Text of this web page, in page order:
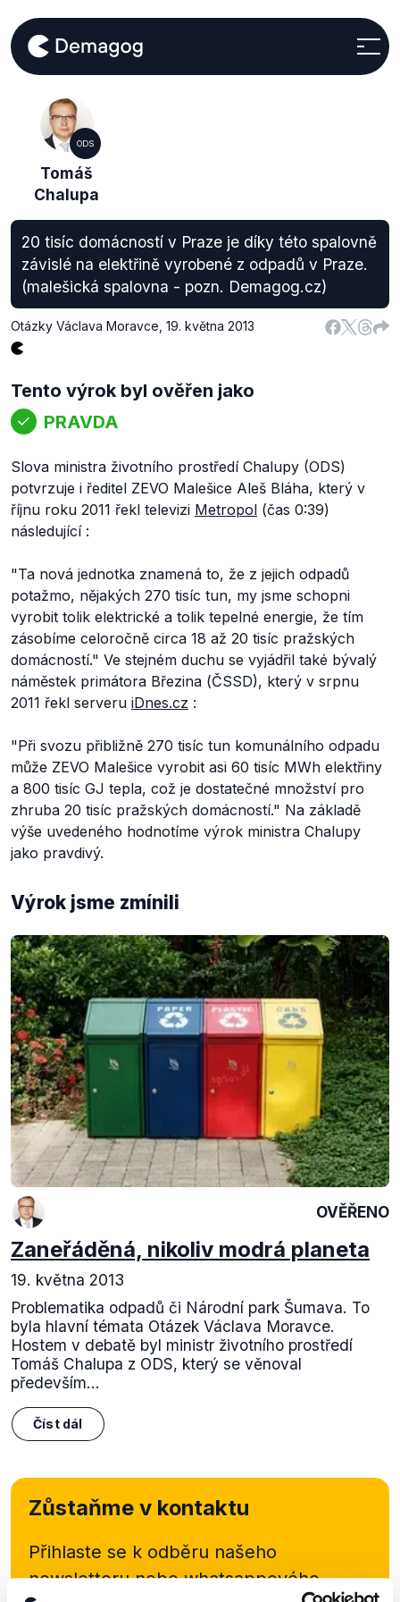
ODS
Tomáš
Chalupa
20 tisíc domácností v Praze je díky této spalovně
závislé na elektřině vyrobené z odpadů v Praze.
(malešická spalovna - pozn. Demagog.cz)
Otázky Václava Moravce 19. května 2013
Tento výrok byl ověřen jako
PRAVDA
Slova ministra životního prostředí Chalupy (ODS)
potvrzuje i ředitel ZEVO Malešice Aleš Bláha, který v
říjnu roku 2011 řekl televizi Metropol (čas 0:39)
následující :
"Ta nová jednotka znamená to, že z jejich odpadů
potažmo, nějakých 270 tisíc tun, my jsme schopni
vyrobit tolik elektrické a tolik tepelné energie, že tím
zásobíme celoročně circa 18 až 20 tisíc pražských
domácností." Ve stejném duchu se vyjádřil také bývalý
náměstek primátora Březina (ČSSD), který v srpnu
2011 řekl serveru iDnes.cz :
"Při svozu přibližně 270 tisíc tun komunálního odpadu
může ZEVO Malešice vyrobit asi 60 tisíc MWh elektřiny
a 800 tisíc GJ tepla, což je dostatečné množství pro
zhruba 20 tisíc pražských domácností." Na základě
výše uvedeného hodnotíme výrok ministra Chalupy
jako pravdivý.
Výrok jsme zmínili
OVĚŘENO
Zaneřáděná, nikoliv modrá planeta
19. května 2013
Problematika odpadů či Národní park Šumava. To
byla hlavní témata Otázek Václava Moravce.
Hostem v debatě byl ministr životního prostředí
Tomáš Chalupa z ODS, který se věnoval
především...
Číst dál
Zůstaňme v kontaktu
Přihlaste se k odběru našeho
newsletteru nebowhatsappového